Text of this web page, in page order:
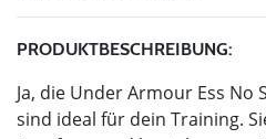
PRODUKTBESCHREIBUNG:
Ja, die Under Armour Ess No
sind ideal für dein Training.